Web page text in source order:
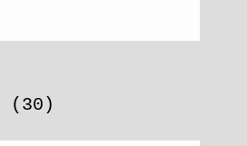
(30)